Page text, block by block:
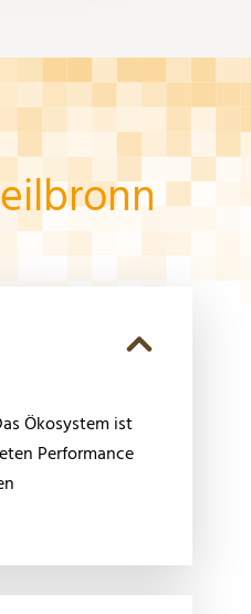
Ökosystem ist
Performance